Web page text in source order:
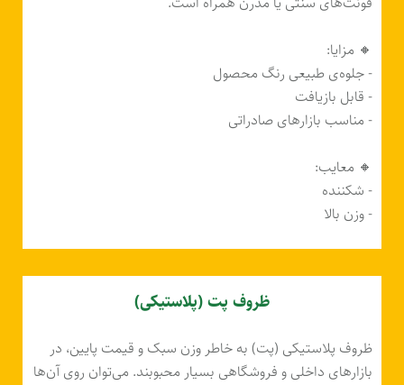
🔸 مزایا:
- جلوه‌ی طبیعی رنگ محصول
- قابل بازیافت
- مناسب بازارهای صادراتی
🔸 معایب:
- شکننده
- وزن بالا
ظروف پت (پلاستیکی)
ظروف پلاستیکی (پت) به خاطر وزن سبک و قیمت پایین، در
بازارهای داخلی و فروشگاهی بسیار محبوبند. می‌توان روی آن‌ها